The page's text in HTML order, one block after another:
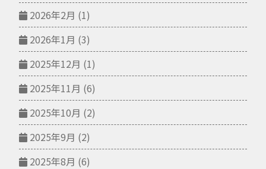
2026年2月 (1)
2026年1月 (3)
2025年12月 (1)
2025年11月 (6)
2025年10月 (2)
2025年9月 (2)
2025年8月 (6)